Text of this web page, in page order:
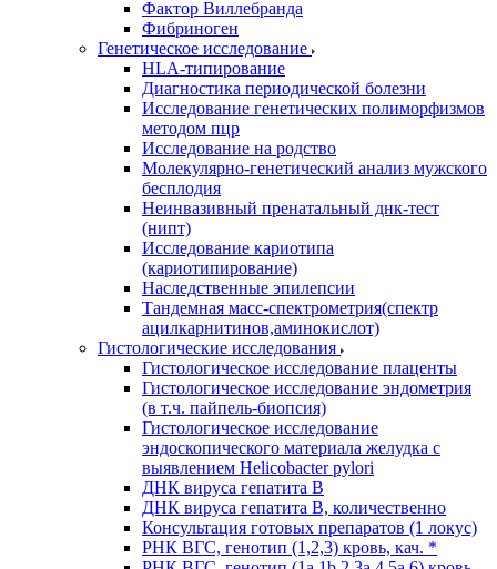
Фактор Виллебранда
Фибриноген
Генетическое исследование
HLA-типирование
Диагностика периодической болезни
Исследование генетических полиморфизмов
методом пцр
Исследование на родство
Молекулярно-генетический анализ мужского
бесплодия
Неинвазивный пренатальный днк-тест
(нипт)
Исследование кариотипа
(кариотипирование)
Наследственные эпилепсии
Тандемная масс-спектрометрия(спектр
ацилкарнитинов,аминокислот)
Гистологические исследования
Гистологическое исследование плаценты
Гистологическое исследование эндометрия
(в т.ч. пайпель-биопсия)
Гистологическое исследование
эндоскопического материала желудка с
выявлением Helicobacter pylori
ДНК вируса гепатита B
ДНК вируса гепатита B, количественно
Консультация готовых препаратов (1 локус)
РНК ВГC, генотип (1,2,3) кровь, кач. *